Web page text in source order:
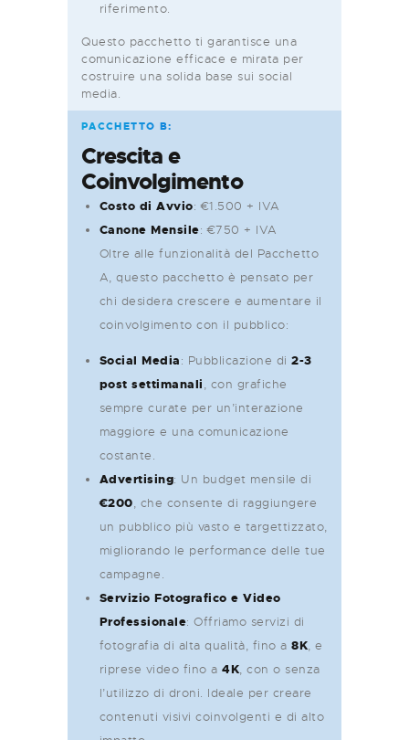
riferimento.
Questo pacchetto ti garantisce una
comunicazione efficace e mirata per
costruire una solida base sui social
media.
PACCHETTO B:
Crescita e
Coinvolgimento
Costo di Avvio: €1.500 + IVA
Canone Mensile: €750 + IVA
Oltre alle funzionalità del Pacchetto
A, questo pacchetto è pensato per
chi desidera crescere e aumentare il
coinvolgimento con il pubblico:
Social Media: Pubblicazione di 2-3
post settimanali, con grafiche
sempre curate per un’interazione
maggiore e una comunicazione
costante.
Advertising: Un budget mensile di
€200, che consente di raggiungere
un pubblico più vasto e targettizzato,
migliorando le performance delle tue
campagne.
Servizio Fotografico e Video
Professionale: Offriamo servizi di
fotografia di alta qualità, fino a 8K, e
riprese video fino a 4K, con o senza
l’utilizzo di droni. Ideale per creare
contenuti visivi coinvolgenti e di alto